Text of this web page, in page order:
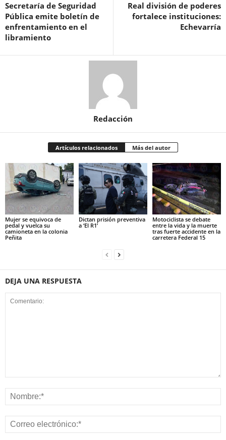
Secretaría de Seguridad
Pública emite boletín de
enfrentamiento en el
libramiento
Real división de poderes
fortalece instituciones:
Echevarría
Redacción
Artículos relacionados Más del autor
Mujer se equivoca de
pedal y vuelca su
camioneta en la colonia
Peñita
Dictan prisión preventiva
a ‘El R1’
Motociclista se debate
entre la vida y la muerte
tras fuerte accidente en la
carretera Federal 15
DEJA UNA RESPUESTA